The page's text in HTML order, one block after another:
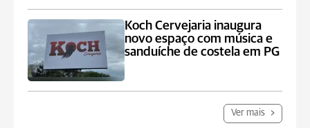
Koch Cervejaria inaugura
novo espaço com música e
sanduíche de costela em PG
Ver mais